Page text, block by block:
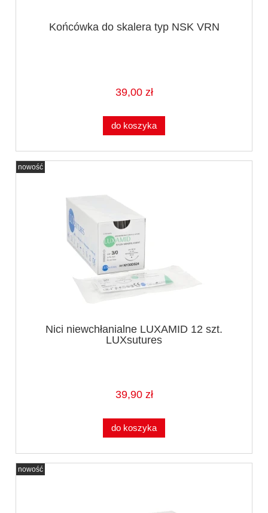
Końcówka do skalera typ NSK VRN
39,00 zł
do koszyka
Nici niewchłanialne LUXAMID 12 szt.
LUXsutures
39,90 zł
do koszyka
nowość
nowość